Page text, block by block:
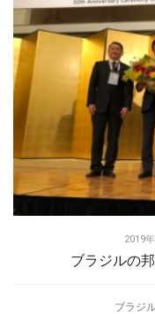
2019
ブラジルの
ブラジ